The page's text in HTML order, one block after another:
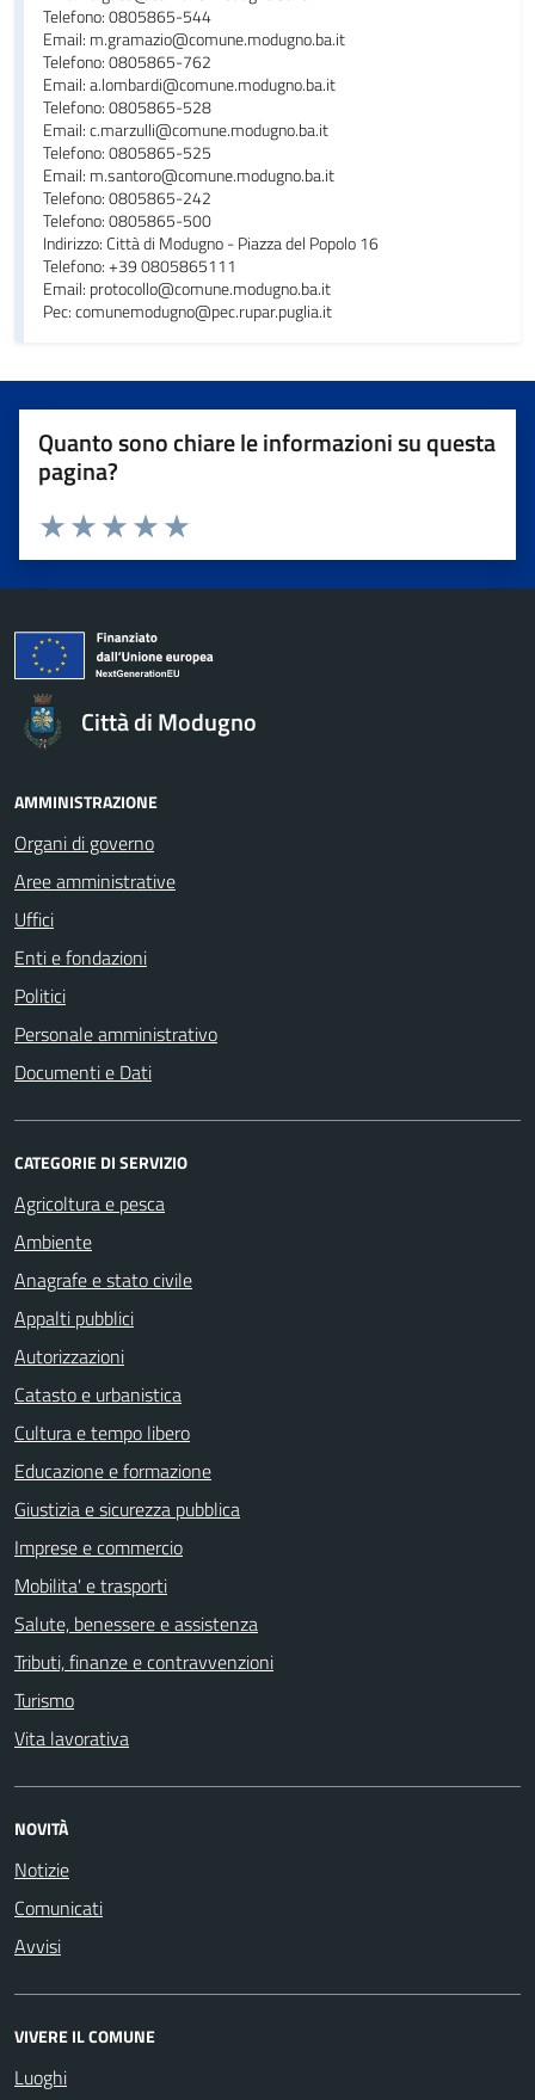
Telefono: 0805865-544
Email: m.gramazio@comune.modugno.ba.it
Telefono: 0805865-762
Email: a.lombardi@comune.modugno.ba.it
Telefono: 0805865-528
Email: c.marzulli@comune.modugno.ba.it
Telefono: 0805865-525
Email: m.santoro@comune.modugno.ba.it
Telefono: 0805865-242
Telefono: 0805865-500
Indirizzo: Città di Modugno - Piazza del Popolo 16
Telefono: +39 0805865111
Email: protocollo@comune.modugno.ba.it
Pec: comunemodugno@pec.rupar.puglia.it
Quanto sono chiare le informazioni su questa
pagina?
Valuta da 1 a 5 stelle la pagina
Valuta 5 stelle su 5
Valuta 4 stelle su 5
Valuta 3 stelle su 5
Valuta 2 stelle su 5
Valuta 1 stelle su 5
Città di Modugno
AMMINISTRAZIONE
Organi di governo
Aree amministrative
Uffici
Enti e fondazioni
Politici
Personale amministrativo
Documenti e Dati
CATEGORIE DI SERVIZIO
Agricoltura e pesca
Ambiente
Anagrafe e stato civile
Appalti pubblici
Autorizzazioni
Catasto e urbanistica
Cultura e tempo libero
Educazione e formazione
Giustizia e sicurezza pubblica
Imprese e commercio
Mobilita' e trasporti
Salute, benessere e assistenza
Tributi, finanze e contravvenzioni
Turismo
Vita lavorativa
NOVITÀ
Notizie
Comunicati
Avvisi
VIVERE IL COMUNE
Luoghi